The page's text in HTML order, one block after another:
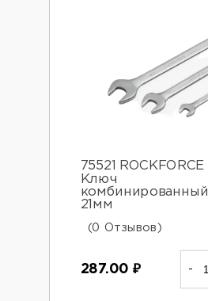
75521 ROCKFORCE
Ключ
комбинированный
21мм
(0 Отзывов)
287.00 ₽ -